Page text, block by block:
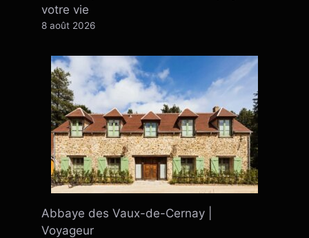
votre vie
8 août 2026
Abbaye des Vaux-de-Cernay |
Voyageur